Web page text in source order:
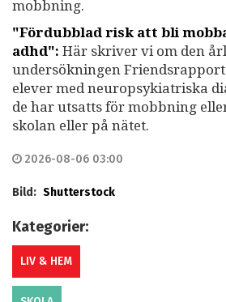
mobbning.
"Fördubblad risk att bli
adhd": Här skriver vi om den
undersökningen
elever med neuropsykiatriska
de har utsatts för mobbning
skolan eller på nätet.
2026-08-06 03:00
Bild: Shutterstock
Kategorier:
LIV & HEM